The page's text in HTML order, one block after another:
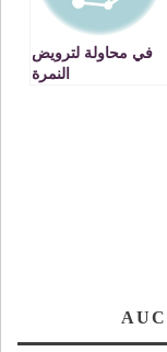
في محاولة لترويض
النمرة